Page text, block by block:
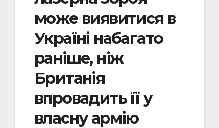
може виявитися в
Україні набагато
раніше, ніж
Британія
впровадить її у
власну армію